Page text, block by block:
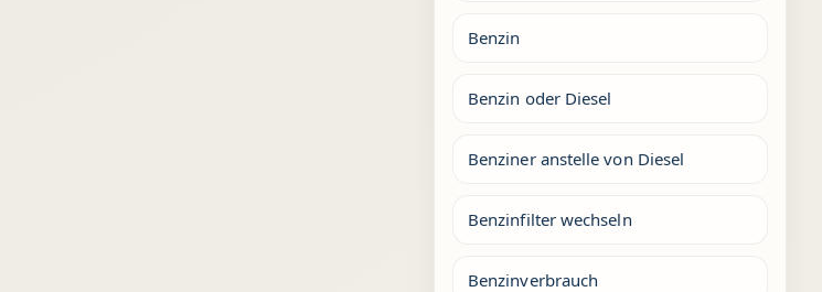
Benzin
Benzin oder Diesel
Benziner anstelle von Diesel
Benzinfilter wechseln
Benzinverbrauch